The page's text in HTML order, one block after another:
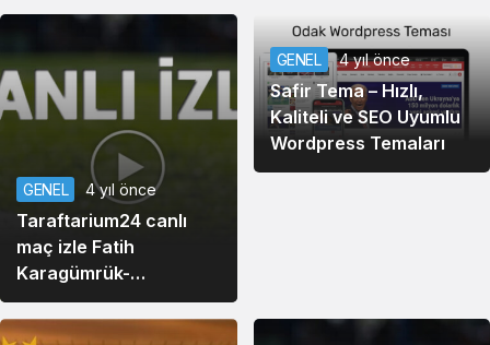
GENEL 4 yıl önce
Taraftarium24 canlı
maç izle Fatih
Karagümrük-
Giresunspor maçı canlı
izle (BeINSports)
GENEL 4 yıl önce
Safir Tema – Hızlı,
Kaliteli ve SEO Uyumlu
Wordpress Temaları